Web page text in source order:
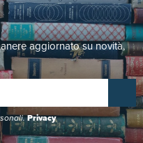
aggiornato su novità,
Privacy